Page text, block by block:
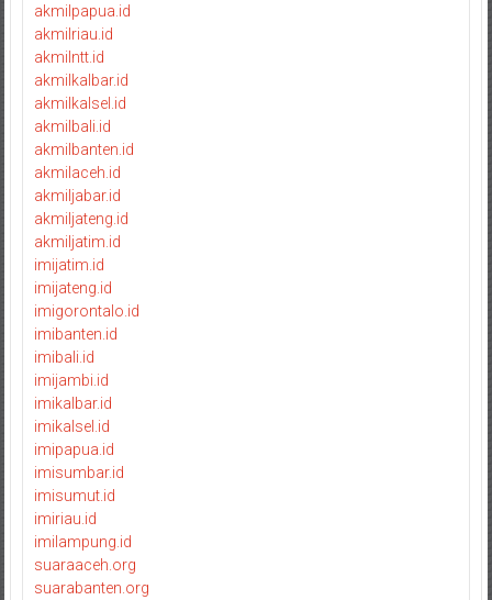
akmilpapua.id
akmilriau.id
akmilntt.id
akmilkalbar.id
akmilkalsel.id
akmilbali.id
akmilbanten.id
akmilaceh.id
akmiljabar.id
akmiljateng.id
akmiljatim.id
imijatim.id
imijateng.id
imigorontalo.id
imibanten.id
imibali.id
imijambi.id
imikalbar.id
imikalsel.id
imipapua.id
imisumbar.id
imisumut.id
imiriau.id
imilampung.id
suaraaceh.org
suarabanten.org